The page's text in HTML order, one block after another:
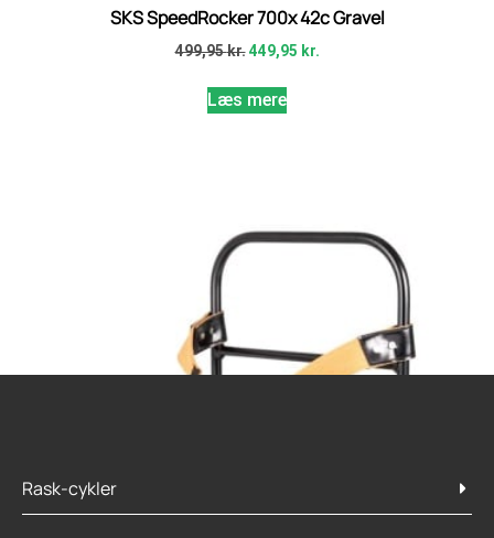
SKS SpeedRocker 700x 42c Gravel
499,95kr. 449,95 kr.
Læs mere
Rask-cykler